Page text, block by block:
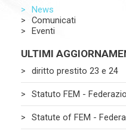
News
Comunicati
Eventi
ULTIMI
diritto prestito 23 e 24
Statuto FEM -
Statute of FEM -